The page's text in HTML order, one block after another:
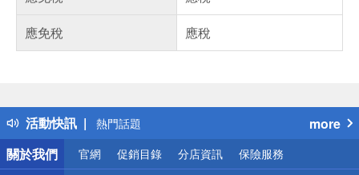
應免稅
應稅
活動快訊
得獎公告
熱門話題
銀行優惠
偏遠地區配送
more
關於我們
官網 促銷目錄 分店資訊 保險服務